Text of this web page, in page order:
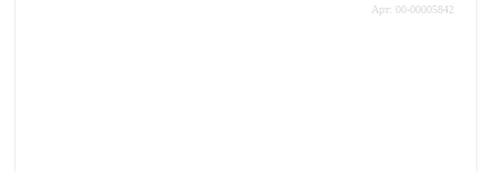
Арт: 00-00005842